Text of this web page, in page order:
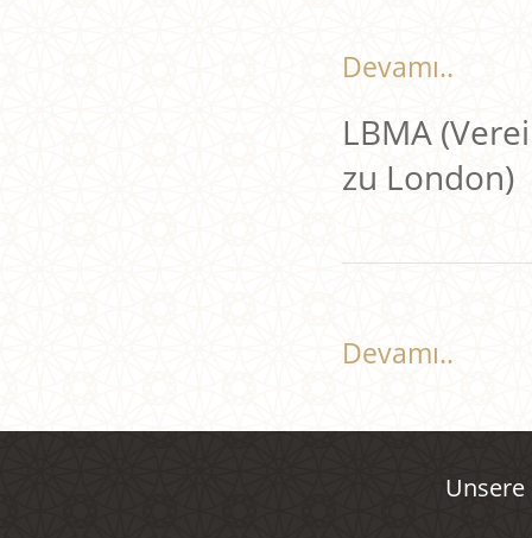
Devamı..
LBMA
zu London)
Devamı..